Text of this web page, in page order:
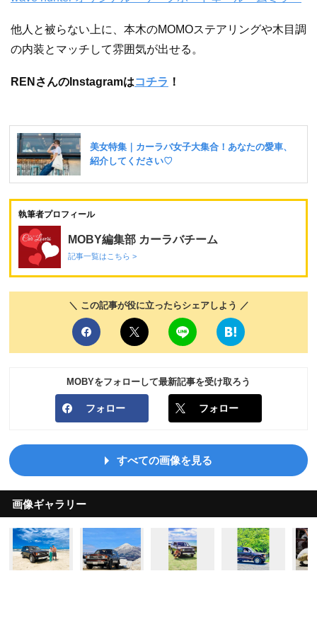
他人と被らない上に、本木のMOMOステアリングや木目調
の内装とマッチして雰囲気が出せる。
RENさんのInstagramはコチラ ！
執筆者プロフィール
MOBY編集部 カーラバチーム
記事一覧はこちら >
＼ この記事が役に立ったらシェアしよう ／
MOBYをフォローして最新記事を受け取ろう
フォロー フォロー
すべての画像を見る
画像ギャラリー